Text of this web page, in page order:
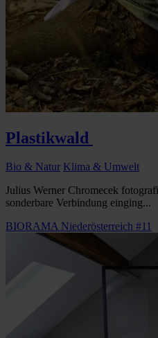
Plastikwald
Bio & Natur Klima & Umwelt
Julius Werner Chromecek
sonderbare Verbindung einging...
BIORAMA Niederösterreich #11